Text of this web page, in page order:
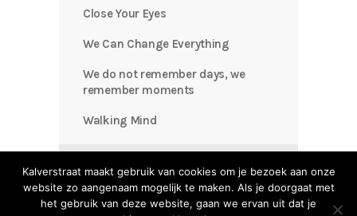
Close Your Eyes
We Can Change Everything
We do not remember days, we
remember moments
Walking Mind
Recente reacties
Kalverstraat maakt gebruik van cookies om je bezoek aan onze
website zo aangenaam mogelijk te maken. Als je doorgaat met
het gebruik van deze website, gaan we ervan uit dat je